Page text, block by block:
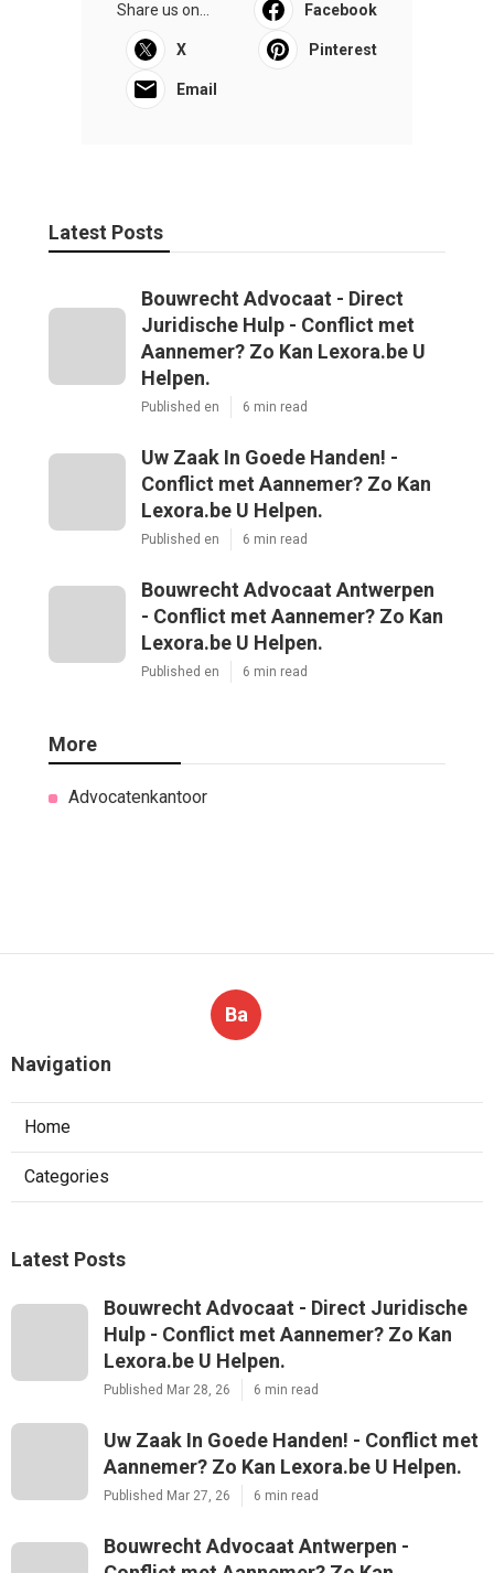
Share us on... Facebook
X Pinterest
Email
Latest Posts
Bouwrecht Advocaat - Direct
Juridische Hulp - Conflict met
Aannemer? Zo Kan Lexora.be U
Helpen.
Published en 6 min read
Uw Zaak In Goede Handen! -
Conflict met Aannemer? Zo Kan
Lexora.be U Helpen.
Published en 6 min read
Bouwrecht Advocaat Antwerpen
- Conflict met Aannemer? Zo Kan
Lexora.be U Helpen.
Published en 6 min read
More
Advocatenkantoor
Ba
Navigation
Home
Categories
Latest Posts
Bouwrecht Advocaat - Direct Juridische
Hulp - Conflict met Aannemer? Zo Kan
Lexora.be U Helpen.
Published Mar 28, 26 6 min read
Uw Zaak In Goede Handen! - Conflict met
Aannemer? Zo Kan Lexora.be U Helpen.
Published Mar 27, 26 6 min read
Bouwrecht Advocaat Antwerpen -